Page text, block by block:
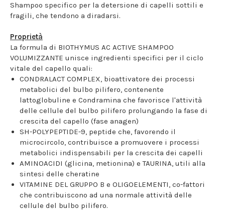
Shampoo specifico per la detersione di capelli sottili e
fragili, che tendono a diradarsi.
Proprietà
La formula di BIOTHYMUS AC ACTIVE SHAMPOO
VOLUMIZZANTE unisce ingredienti specifici per il ciclo
vitale del capello quali:
CONDRALACT COMPLEX, bioattivatore dei processi
metabolici del bulbo pilifero, contenente
lattoglobuline e Condramina che favorisce l'attività
delle cellule del bulbo pilifero prolungando la fase di
crescita del capello (fase anagen)
SH-POLYPEPTIDE-9, peptide che, favorendo il
microcircolo, contribuisce a promuovere i processi
metabolici indispensabili per la crescita dei capelli
AMINOACIDI (glicina, metionina) e TAURINA, utili alla
sintesi delle cheratine
VITAMINE DEL GRUPPO B e OLIGOELEMENTI, co-fattori
che contribuiscono ad una normale attività delle
cellule del bulbo pilifero.